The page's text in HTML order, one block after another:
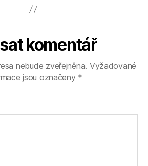
komentář
nebude zveřejněna. Vyžadované
jsou označeny *